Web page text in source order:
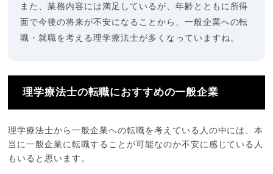
また、業務内容には満足しているが、年齢とともに所得
面で今後の将来が不安になることから、一般企業への転
職・就職を考える理学療法士が多くなっていますね。
理学療法士の転職におすすめの一般企業
理学療法士から一般企業への転職を考えている人の中には、本
当に一般企業に転職することが可能なのか不安に感じている人
もいると思います。